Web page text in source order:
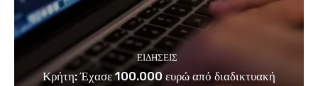
ΕΙΔΗΣΕΙΣ
Κρήτη: Έχασε 100.000 ευρώ από διαδικτυακή